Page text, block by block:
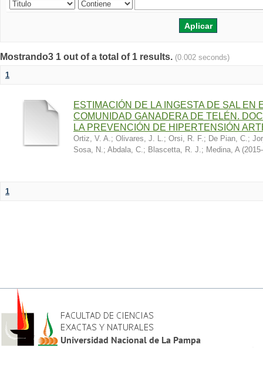
Mostrando3 1 out of a total of 1 results. (0.002 seconds)
1
ESTIMACIÓN DE LA INGESTA DE SAL EN
COMUNIDAD GANADERA DE TELÉN.
LA PREVENCIÓN DE HIPERTENSIÓN
Ortiz, V. A.; Olivares, J. L.; Orsi, R. F.; De Pian, C.;
Sosa, N.; Abdala, C.; Blascetta, R. J.; Medina, A (
1